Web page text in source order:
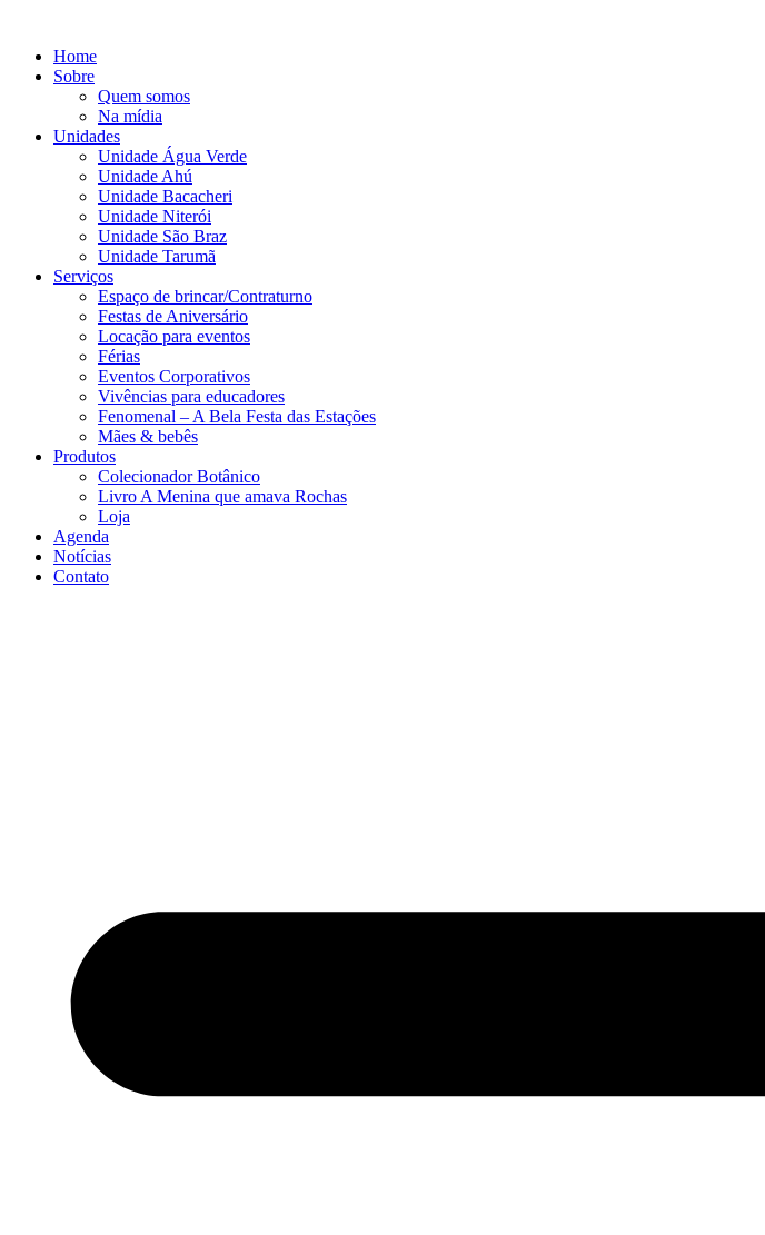
conteúdo
Home
Sobre
Quem somos
Na mídia
Unidades
Unidade Água Verde
Unidade Ahú
Unidade Bacacheri
Unidade Niterói
Unidade São Braz
Unidade Tarumã
Serviços
Espaço de brincar/Contraturno
Festas de Aniversário
Locação para eventos
Férias
Eventos Corporativos
Vivências para educadores
Fenomenal – A Bela Festa das Estações
Mães & bebês
Produtos
Colecionador Botânico
Livro A Menina que amava Rochas
Loja
Agenda
Notícias
Contato